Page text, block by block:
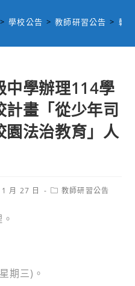
> 學校公告 > 教師研習公告 > 轉
中學辦理114學
畫「從少年司
園法治教育」人
月 27 日
Post教師研習公告
期三)。